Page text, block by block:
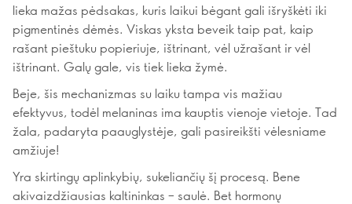
lieka mažas pėdsakas, kuris laikui bėgant gali išryškėti iki
pigmentinės dėmės. Viskas yksta beveik taip pat, kaip
rašant pieštuku popieriuje, ištrinant, vėl užrašant ir vėl
ištrinant. Galų gale, vis tiek lieka žymė.
Beje, šis mechanizmas su laiku tampa vis mažiau
efektyvus, todėl melaninas ima kauptis vienoje vietoje. Tad
žala, padaryta paauglystėje, gali pasireikšti vėlesniame
amžiuje!
Yra skirtingų aplinkybių, sukeliančių šį procesą. Bene
akivaizdžiausias kaltininkas – saulė. Bet hormonų